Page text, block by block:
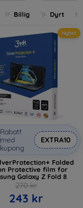
produkter
märken och
hittar det
Billig Dyrt
Nyhet
Rabatt
med
kupong
EXTRA10
Folded
Protective film for
Galaxy Z Fold 8
270 kr
243 kr